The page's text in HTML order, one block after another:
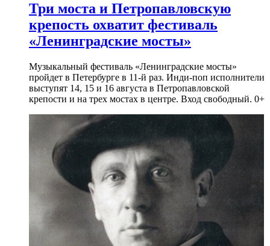
Три моста и Петропавловскую
крепость охватит фестиваль
«Ленинградские мосты»
Музыкальный фестиваль «Ленинградские мосты»
пройдет в Петербурге в 11-й раз. Инди-поп исполнители
выступят 14, 15 и 16 августа в Петропавловской
крепости и на трех мостах в центре. Вход свободный. 0+